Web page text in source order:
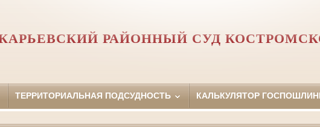
РАЙОННЫЙ СУД
ТЕРРИТОРИАЛЬНАЯ ПОДСУДНОСТЬ КАЛЬКУЛЯТОР